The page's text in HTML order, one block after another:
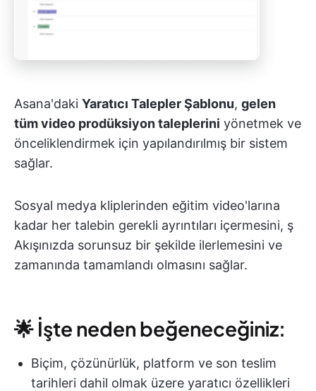
Asana'daki Yaratıcı Talepler Şablonu, gelen
tüm video prodüksiyon taleplerini yönetmek ve
önceliklendirmek için yapılandırılmış bir sistem
sağlar.
Sosyal medya kliplerinden eğitim video'larına
kadar her talebin gerekli ayrıntıları içermesini, ş
Akışınızda sorunsuz bir şekilde ilerlemesini ve
zamanında tamamlandı olmasını sağlar.
🌟 İşte neden beğeneceğiniz:
Biçim, çözünürlük, platform ve son teslim
tarihleri dahil olmak üzere yaratıcı özellikleri